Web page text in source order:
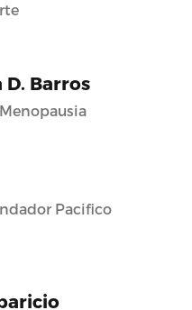
D. Barros
Pacifico